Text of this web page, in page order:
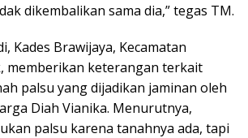
dikembalikan sama dia,” tegas TM.
Kades Brawijaya, Kecamatan
memberikan keterangan terkait
palsu yang dijadikan jaminan oleh
Diah Vianika. Menurutnya,
palsu karena tanahnya ada, tapi